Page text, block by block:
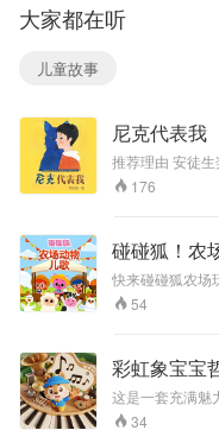
个准爸，还有更多
80后菜鸟级父母
们，陪你一起吐槽
养育熊孩子的苦，
自己的小世界。
大家都在听
儿童故事
尼克代表我
推荐理由 安徒生奖得主
梦想——找到会
至，小小能不
176
碰碰狐！农
快来碰碰狐农场
54
彩虹象宝宝
这是一套充满魅
34